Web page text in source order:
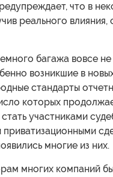
что в
реального влияния,
багажа вовсе
возникшие в
стандарты
которых
участниками
многие из них.
многих компаний